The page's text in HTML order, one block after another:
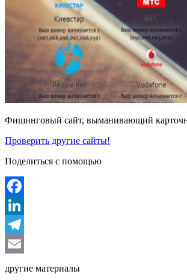
Фишинговый сайт, выманивающий
Проверить другие сайты!
Поделиться с помощью
Facebook
LinkedIn
Telegram
другие материалы